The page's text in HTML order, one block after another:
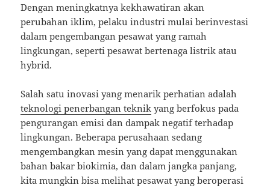
Dengan meningkatnya kekhawatiran akan
perubahan iklim, pelaku industri mulai berinvestasi
dalam pengembangan pesawat yang ramah
lingkungan, seperti pesawat bertenaga listrik atau
hybrid.
Salah satu inovasi yang menarik perhatian adalah
teknologi penerbangan teknik yang berfokus pada
pengurangan emisi dan dampak negatif terhadap
lingkungan. Beberapa perusahaan sedang
mengembangkan mesin yang dapat menggunakan
bahan bakar biokimia, dan dalam jangka panjang,
kita mungkin bisa melihat pesawat yang beroperasi